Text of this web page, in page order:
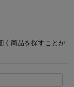
く商品を探すことが